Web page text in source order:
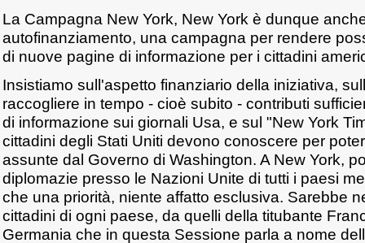
La Campagna New York, New York è dunque
autofinanziamento, una campagna per rendere
di nuove pagine di informazione per i cittadini
Insistiamo sull'aspetto finanziario della iniziativa,
raccogliere in tempo - cioè subito - contributi
di informazione sui giornali Usa, e sul "New York
cittadini degli Stati Uniti devono conoscere per
assunte dal Governo di Washington. A New York,
diplomazie presso le Nazioni Unite di tutti i paesi
che una priorità, niente affatto esclusiva. Sarebbe
cittadini di ogni paese, da quelli della titubante
Germania che in questa Sessione parla a nome